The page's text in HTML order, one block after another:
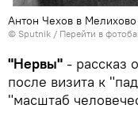
Антон Чехов в Мелихово
© Sputnik / Перейти в
"Нервы" - рассказ
после визита к
"масштаб